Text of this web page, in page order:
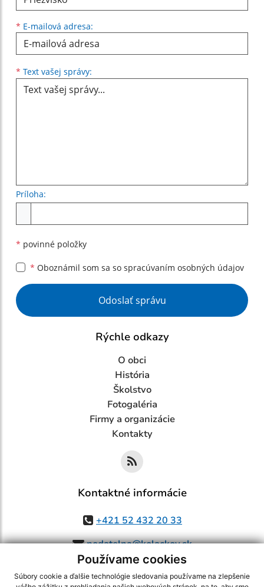
Používame cookies
Súbory cookie a ďalšie technológie sledovania používame na zlepšenie
* E-mailová adresa:
* Text vašej správy:
Príloha:
* povinné položky
* Oboznámil som sa so spracúvaním osobných údajov
Google reCaptcha Response
Odoslať správu
Rýchle odkazy
O obci
História
Školstvo
Fotogaléria
Firmy a organizácie
Kontakty
Kontaktné informácie
+421 52 432 20 33
podatelna@kolackov.sk